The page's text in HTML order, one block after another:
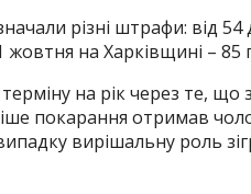
різні штрафи: від 54
жовтня на Харківщині – 85
на рік через те, що
покарання отримав
вирішальну роль